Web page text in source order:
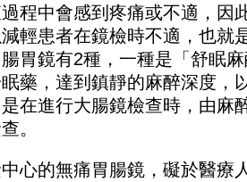
程中會感到疼痛或不適，因
輕患者在鏡檢時不適，也就
胃鏡有2種，一種是「舒眠
藥，達到鎮靜的麻醉深度，
在進行大腸鏡檢查時，由麻
。
心的無痛胃腸鏡，礙於醫療